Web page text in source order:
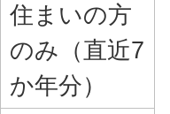
住まいの方
のみ（直近7
か年分）